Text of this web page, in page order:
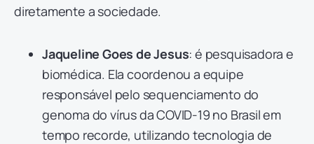
diretamente a sociedade.
Jaqueline Goes de Jesus: é pesquisadora e
biomédica. Ela coordenou a equipe
responsável pelo sequenciamento do
genoma do vírus da COVID-19 no Brasil em
tempo recorde, utilizando tecnologia de